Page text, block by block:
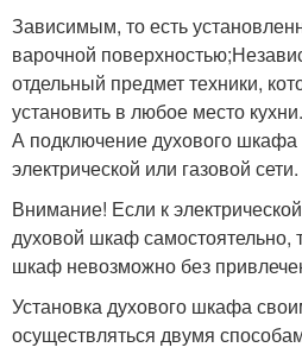
Зависимым, то есть
варочной
отдельный предмет техники,
установить в любое место кухни.
А подключение духового шкафа
электрической или газовой сети.
Внимание! Если к
духовой шкаф самостоятельно,
шкаф невозможно без
Установка духового шкафа
осуществляться двумя